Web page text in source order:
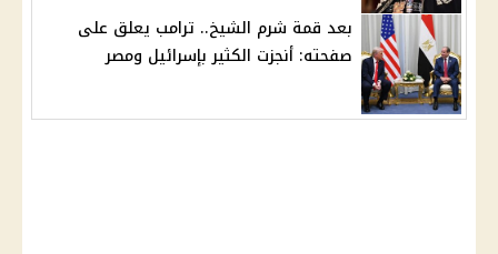
بعد قمة شرم الشيخ.. ترامب يعلق على
صفحته: أنجزت الكثير بإسرائيل ومصر